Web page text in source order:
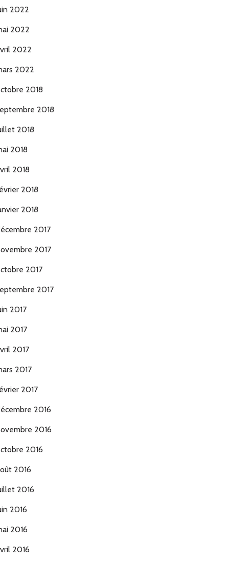
2022
2022
2022
2022
2018
2018
2018
2018
2018
2018
2018
2017
2017
2017
2017
2017
2017
2017
2017
2017
2016
2016
2016
2016
2016
2016
2016
2016